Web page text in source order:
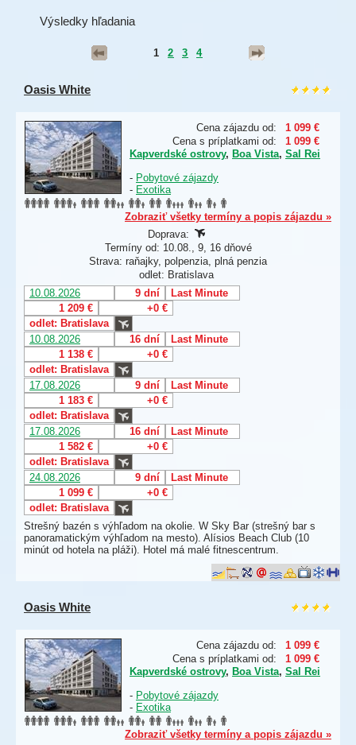
Výsledky hľadania
1 2 3 4
Oasis White
Cena zájazdu od:
1 099 €
Cena s príplatkami od:
1 099 €
Kapverdské ostrovy, Boa Vista, Sal Rei
- Pobytové zájazdy
- Exotika
Zobraziť všetky termíny a popis zájazdu »
Doprava:
Termíny od: 10.08., 9, 16 dňové
Strava: raňajky, polpenzia, plná penzia
odlet: Bratislava
10.08.2026
9 dní
Last Minute
1 209 €
+0 €
odlet: Bratislava
10.08.2026
16 dní
Last Minute
1 138 €
+0 €
odlet: Bratislava
17.08.2026
9 dní
Last Minute
1 183 €
+0 €
odlet: Bratislava
17.08.2026
16 dní
Last Minute
1 582 €
+0 €
odlet: Bratislava
24.08.2026
9 dní
Last Minute
1 099 €
+0 €
odlet: Bratislava
Strešný bazén s výhľadom na okolie. W Sky Bar (strešný bar s
panoramatickým výhľadom na mesto). Alísios Beach Club (10
minút od hotela na pláži). Hotel má malé fitnescentrum.
Oasis White
Cena zájazdu od:
1 099 €
Cena s príplatkami od:
1 099 €
Kapverdské ostrovy, Boa Vista, Sal Rei
- Pobytové zájazdy
- Exotika
Zobraziť všetky termíny a popis zájazdu »